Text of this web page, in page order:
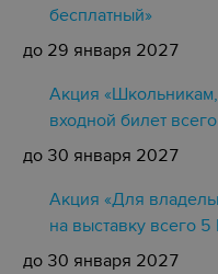
бесплатный»
до 29 января 2027
Акция
входной билет
до 30 января 2027
Акция «Для
на выставку всего 5
до 30 января 2027